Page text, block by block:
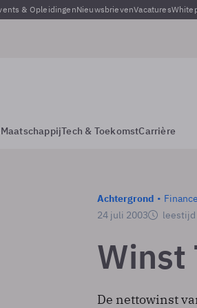
& OpleidingenNieuwsbrievenVacatures
MaatschappijTech & ToekomstCarrière
Achtergrond Finance
24 juli 2003 leestijd
Winst
De nettowinst